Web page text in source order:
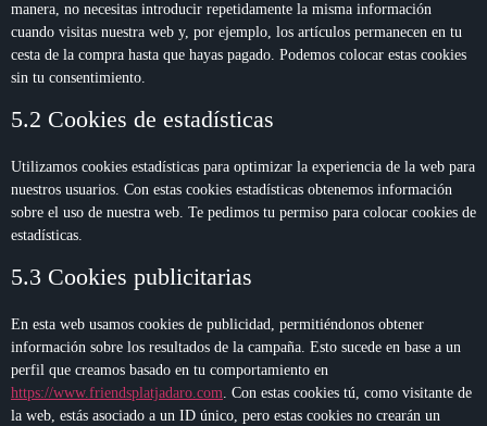
manera, no necesitas introducir repetidamente la misma información
cuando visitas nuestra web y, por ejemplo, los artículos permanecen en tu
cesta de la compra hasta que hayas pagado. Podemos colocar estas cookies
sin tu consentimiento.
5.2 Cookies de estadísticas
Utilizamos cookies estadísticas para optimizar la experiencia de la web para
nuestros usuarios. Con estas cookies estadísticas obtenemos información
sobre el uso de nuestra web. Te pedimos tu permiso para colocar cookies de
estadísticas.
5.3 Cookies publicitarias
En esta web usamos cookies de publicidad, permitiéndonos obtener
información sobre los resultados de la campaña. Esto sucede en base a un
perfil que creamos basado en tu comportamiento en
https://www.friendsplatjadaro.com. Con estas cookies tú, como visitante de
la web, estás asociado a un ID único, pero estas cookies no crearán un